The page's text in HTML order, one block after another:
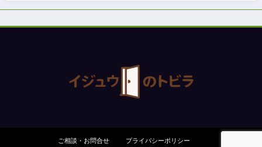
ご相談・お問合せ プライバシーポリシー